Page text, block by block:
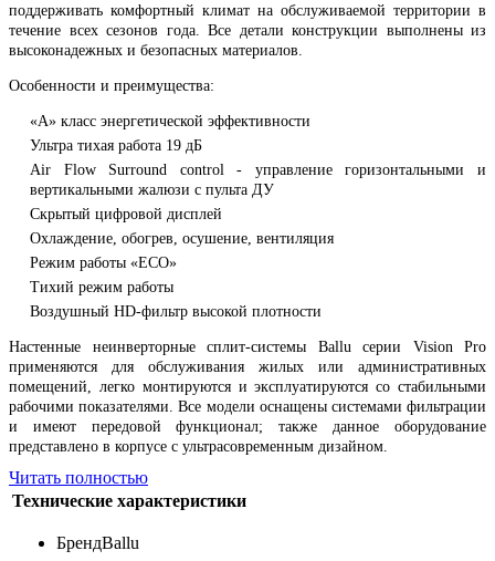
поддерживать комфортный климат на обслуживаемой территории в
течение всех сезонов года. Все детали конструкции выполнены из
высоконадежных и безопасных материалов.
Особенности и преимущества:
«А» класс энергетической эффективности
Ультра тихая работа 19 дБ
Air Flow Surround control - управление горизонтальными и
вертикальными жалюзи с пульта ДУ
Скрытый цифровой дисплей
Охлаждение, обогрев, осушение, вентиляция
Режим работы «ЕСО»
Тихий режим работы
Воздушный HD-фильтр высокой плотности
Настенные неинверторные сплит-системы Ballu серии Vision Pro
применяются для обслуживания жилых или административных
помещений, легко монтируются и эксплуатируются со стабильными
рабочими показателями. Все модели оснащены системами фильтрации
и имеют передовой функционал; также данное оборудование
представлено в корпусе с ультрасовременным дизайном.
Читать полностью
Технические характеристики
БрендBallu